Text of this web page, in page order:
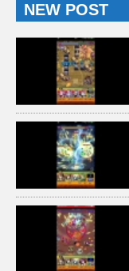
NEW POST